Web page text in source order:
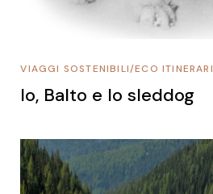
ECO ITINERARI
/
VIAGGI SOSTENIBILI
Io, Balto e lo sleddog